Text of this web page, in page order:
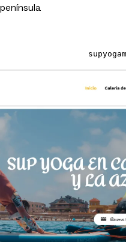
península.